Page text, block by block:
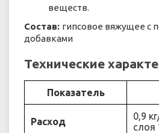
веществ.
Состав: гипсовое вяжущее с
добавками
Технические
Показатель
Расход
0,9
слоя